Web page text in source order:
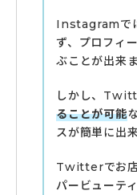
Instagramで
ず、プロフィ
ぶことが出来ま
しかし、
ることが可能
スが簡単に出
Twitterでお店
パービューテ